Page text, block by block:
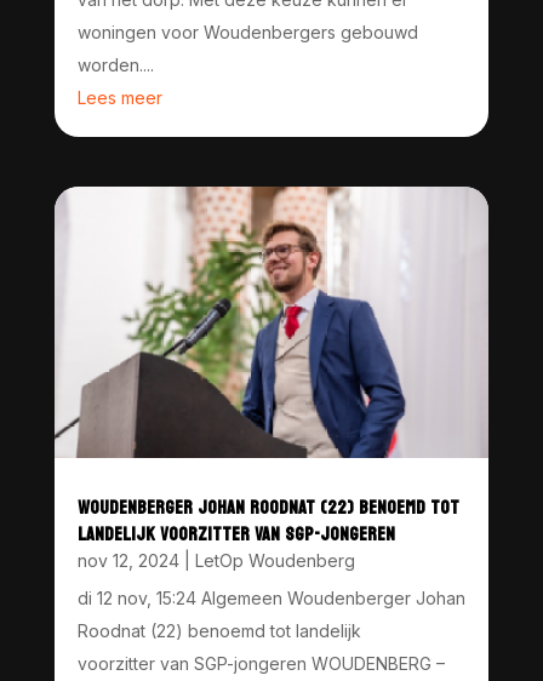
woningen voor Woudenbergers gebouwd
worden....
Lees meer
WOUDENBERGER JOHAN ROODNAT (22) BENOEMD TOT
LANDELIJK VOORZITTER VAN SGP-JONGEREN
nov 12, 2024| LetOp Woudenberg
di 12 nov, 15:24 Algemeen Woudenberger Johan
Roodnat (22) benoemd tot landelijk
voorzitter van SGP-jongeren WOUDENBERG –